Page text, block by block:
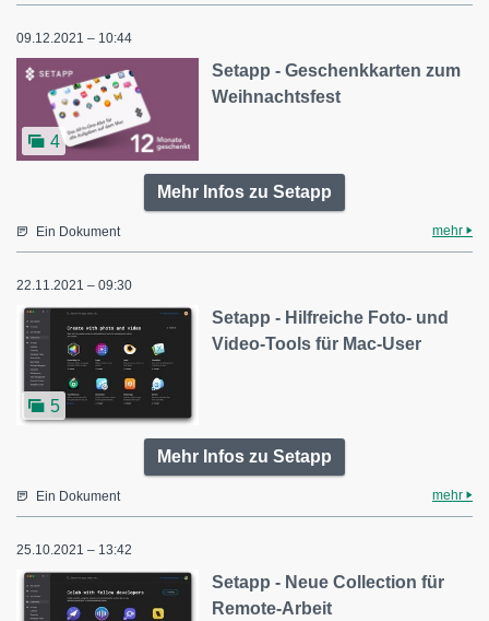
09.12.2021 – 10:44
4
Setapp - Geschenkkarten zum
Weihnachtsfest
Mehr Infos zu Setapp
Ein Dokument mehr
22.11.2021 – 09:30
5
Setapp - Hilfreiche Foto- und
Video-Tools für Mac-User
Mehr Infos zu Setapp
Ein Dokument mehr
25.10.2021 – 13:42
Setapp - Neue Collection für
Remote-Arbeit